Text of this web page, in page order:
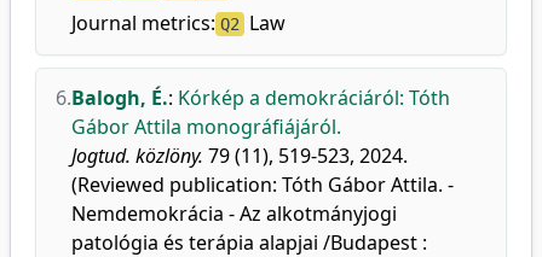
Journal metrics: Q2 Law
6.Balogh, É.: Kórkép a demokráciáról: Tóth
Gábor Attila monográfiájáról.
Jogtud. közlöny. 79 (11), 519-523, 2024.
(Reviewed publication: Tóth Gábor Attila. -
Nemdemokrácia - Az alkotmányjogi
patológia és terápia alapjai /Budapest :